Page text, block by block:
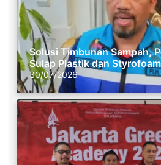
Solusi Timbunan Sampah,
Sulap Plastik dan
30/07/2026